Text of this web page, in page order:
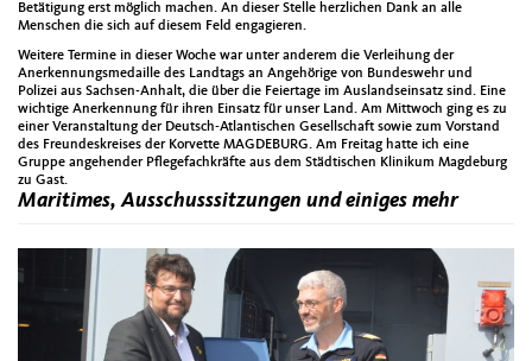
Betätigung erst möglich machen. An dieser Stelle herzlichen Dank an alle
Menschen die sich auf diesem Feld engagieren.
Weitere Termine in dieser Woche war unter anderem die Verleihung der
Anerkennungsmedaille des Landtags an Angehörige von Bundeswehr und
Polizei aus Sachsen-Anhalt, die über die Feiertage im Auslandseinsatz sind. Eine
wichtige Anerkennung für ihren Einsatz für unser Land. Am Mittwoch ging es zu
einer Veranstaltung der Deutsch-Atlantischen Gesellschaft sowie zum Vorstand
des Freundeskreises der Korvette MAGDEBURG. Am Freitag hatte ich eine
Gruppe angehender Pflegefachkräfte aus dem Städtischen Klinikum Magdeburg
zu Gast.
Maritimes, Ausschusssitzungen und einiges mehr